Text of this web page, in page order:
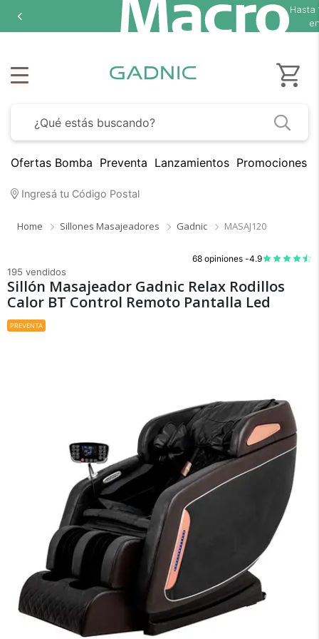
Hasta
Ofertas Bomba Preventa Lanzamientos Promociones
Ingresá tu Código Postal
Home Sillones Masajeadores Gadnic MASAJ120
68 opiniones -4.9
195 vendidos
Sillón Masajeador Gadnic Relax Rodillos
Calor BT Control Remoto Pantalla Led
PREVENTA